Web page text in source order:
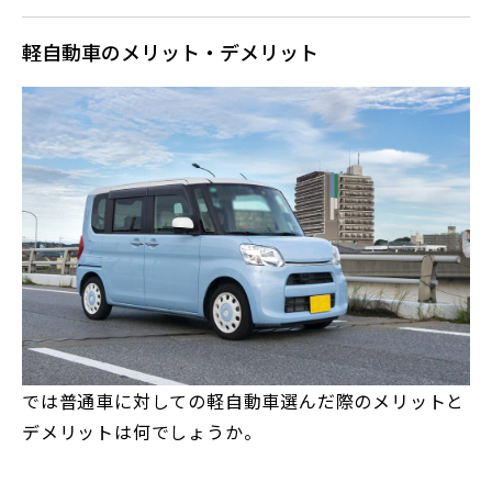
軽自動車のメリット・デメリット
では普通車に対しての軽自動車選んだ際のメリットと
デメリットは何でしょうか。